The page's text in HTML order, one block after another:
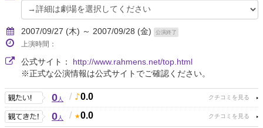
2007/09/27 (木) ～ 2007/09/28 (金) 公演終了
上演時間：
公式サイト： http://www.rahmens.net/top.html
※正式な公演情報は公式サイトでご確認ください。
0人 / 0.0
0人 / 0.0